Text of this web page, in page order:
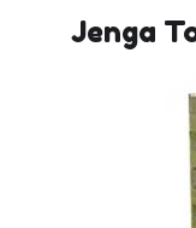
Jenga